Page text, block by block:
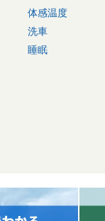
体感温度
洗車
睡眠